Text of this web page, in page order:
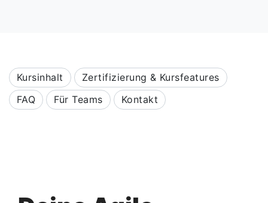
Kursinhalt
Zertifizierung & Kursfeatures
FAQ
Für Teams Kontakt